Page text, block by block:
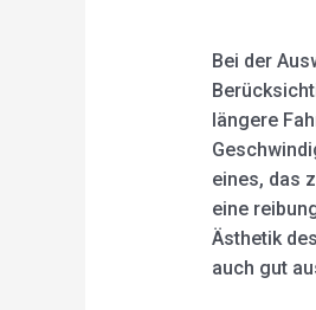
Bei der
längere
eines, das
eine
Ästhetik
auch gut